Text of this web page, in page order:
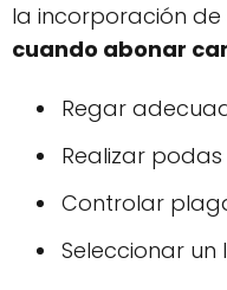
la incorporación
cuando abonar
Regar
Realizar
Controlar
Seleccionar